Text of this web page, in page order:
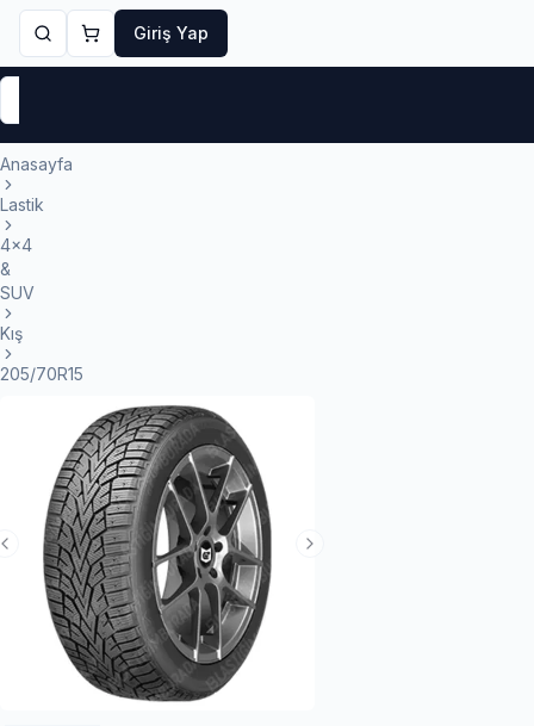
Giriş Yap
Anasayfa
Lastik
4x4
&
SUV
Kış
205/70R15
Next Slide
Previous Slide